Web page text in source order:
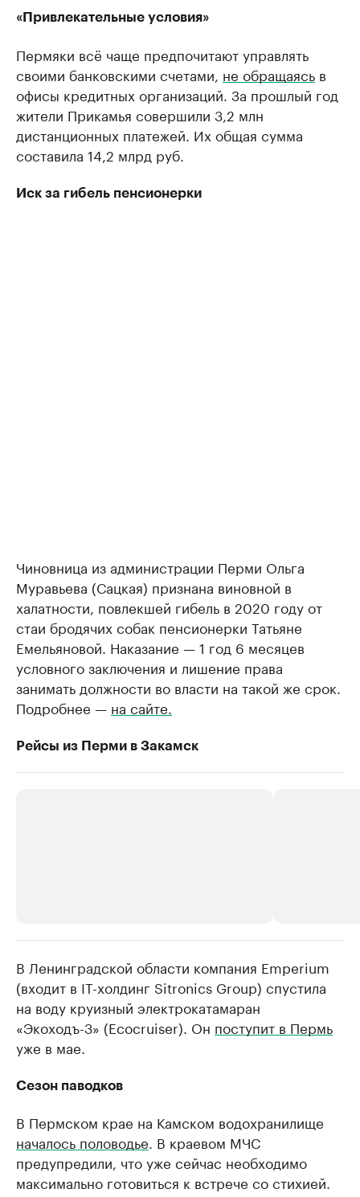
«Привлекательные условия»
Пермяки всё чаще предпочитают управлять
своими банковскими счетами, не обращаясь в
офисы кредитных организаций. За прошлый год
жители Прикамья совершили 3,2 млн
дистанционных платежей. Их общая сумма
составила 14,2 млрд руб.
Иск за гибель пенсионерки
Чиновница из администрации Перми Ольга
Муравьева (Сацкая) признана виновной в
халатности, повлекшей гибель в 2020 году от
стаи бродячих собак пенсионерки Татьяне
Емельяновой. Наказание — 1 год 6 месяцев
условного заключения и лишение права
занимать должности во власти на такой же срок.
Подробнее — на сайте.
Рейсы из Перми в Закамск
Крупнейшие производители и
продавцы медийной продукции
Ознакомьтесь с информацией в каталоге
Страховые
Посмотрите в
В Ленинградской области компания Emperium
(входит в IT-холдинг Sitronics Group) спустила
на воду круизный электрокатамаран
«Экоходъ-3» (Ecocruiser). Он поступит в Пермь
уже в мае.
Сезон паводков
В Пермском крае на Камском водохранилище
началось половодье. В краевом МЧС
предупредили, что уже сейчас необходимо
максимально готовиться к встрече со стихией.